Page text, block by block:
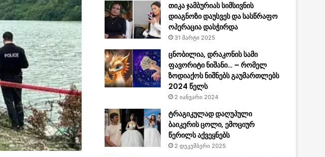
თიკა ჯამბურიას სიმსივნის
დიაგნოზი დაუსვეს და სასწრაფო
ოპერაცია დასჭირდა
31 მარტი 2025
ცნობილია, დრაკონის სამი
ფავორიტი ნიშანი… – რომელ
ზოდიაქოს ნიშნებს გაუმართლებს
2024 წელს
2 იანვარი 2024
ტრაგიკულად დაღუპული
ბაიკერის ცოლი, ემოციურ
წერილს აქვეყნებს
2 დეკემბერი 2025